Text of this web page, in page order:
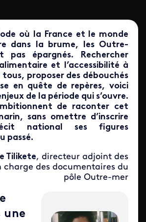
où la France et le monde
dans la brume, les Outre-
pas épargnés. Rechercher
et l’accessibilité à
proposer des débouchés
en quête de repères, voici
de la période qui s’ouvre.
de raconter cet
sans omettre d’inscrire
national ses figures
passé.
Tilikete, directeur adjoint des
charge des documentaires du
pôle Outre-mer
une